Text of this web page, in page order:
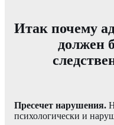
Итак почему
должен
Пресечет нарушения.
психологически и